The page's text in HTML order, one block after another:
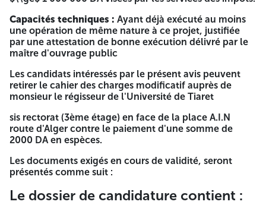
Les offres sont valables durant la période de leur
préparation et y resteront valables pour un délai de cent
onze (111) jours. Compétition / PUB ANEP 2631004399 du
11/03/2026 A -=-=-=-
REPUBLIQUE ALGERIENNE
DEMOCRATIQUE ET POPULAIRE
MINISTERE DE L'ENSEIGNEMENT
SUPERIEUR ET DE LA RECHERCHE
SCIENTIFIQUE
UNIVERSITE IBN KHALDOUN DE
TIARET
Capacités techniques : Ayant déjà exécuté au moins
une opération de même nature à ce projet, justifiée
par une attestation de bonne exécution délivré par le
maître d'ouvrage public
Les candidats intéressés par le présent avis peuvent
retirer le cahier des charges modificatif auprès de
monsieur le régisseur de l'Université de Tiaret
sis rectorat (3ème étage) en face de la place A.I.N
route d'Alger contre le paiement d'une somme de
2000 DA en espèces.
Les documents exigés en cours de validité, seront
présentés comme suit :
Le dossier de candidature contient :